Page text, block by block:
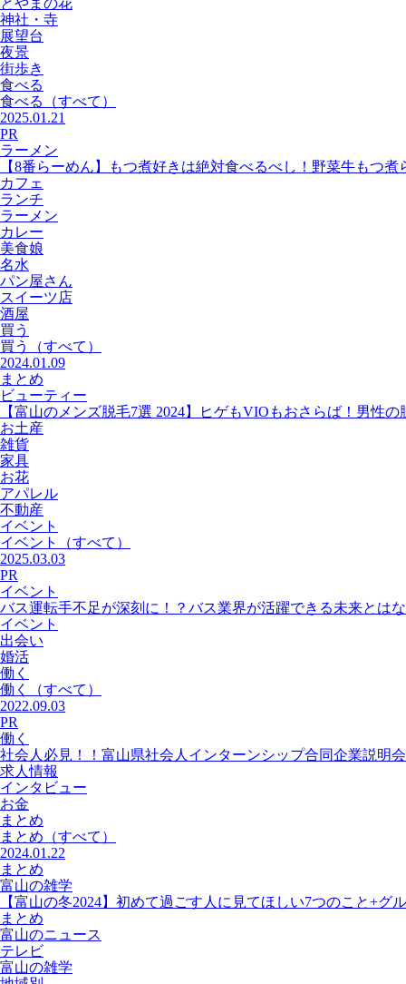
とやまの花
神社・寺
展望台
夜景
街歩き
食べる
食べる
（すべて）
2025.01.21
PR
ラーメン
【8番らーめん】もつ煮好きは絶対食べるべし！野菜牛もつ
カフェ
ランチ
ラーメン
カレー
美食娘
名水
パン屋さん
スイーツ店
酒屋
買う
買う
（すべて）
2024.01.09
まとめ
ビューティー
【富山のメンズ脱毛7選 2024】ヒゲもVIOもおさらば！男性
お土産
雑貨
家具
お花
アパレル
不動産
イベント
イベント
（すべて）
2025.03.03
PR
イベント
バス運転手不足が深刻に！？バス業界が活躍できる未来とは
イベント
出会い
婚活
働く
働く
（すべて）
2022.09.03
PR
働く
社会人必見！！富山県社会人インターンシップ合同企業説明会
求人情報
インタビュー
お金
まとめ
まとめ （すべて）
2024.01.22
まとめ
富山の雑学
【富山の冬2024】初めて過ごす人に見てほしい7つのこと+グ
まとめ
富山のニュース
テレビ
富山の雑学